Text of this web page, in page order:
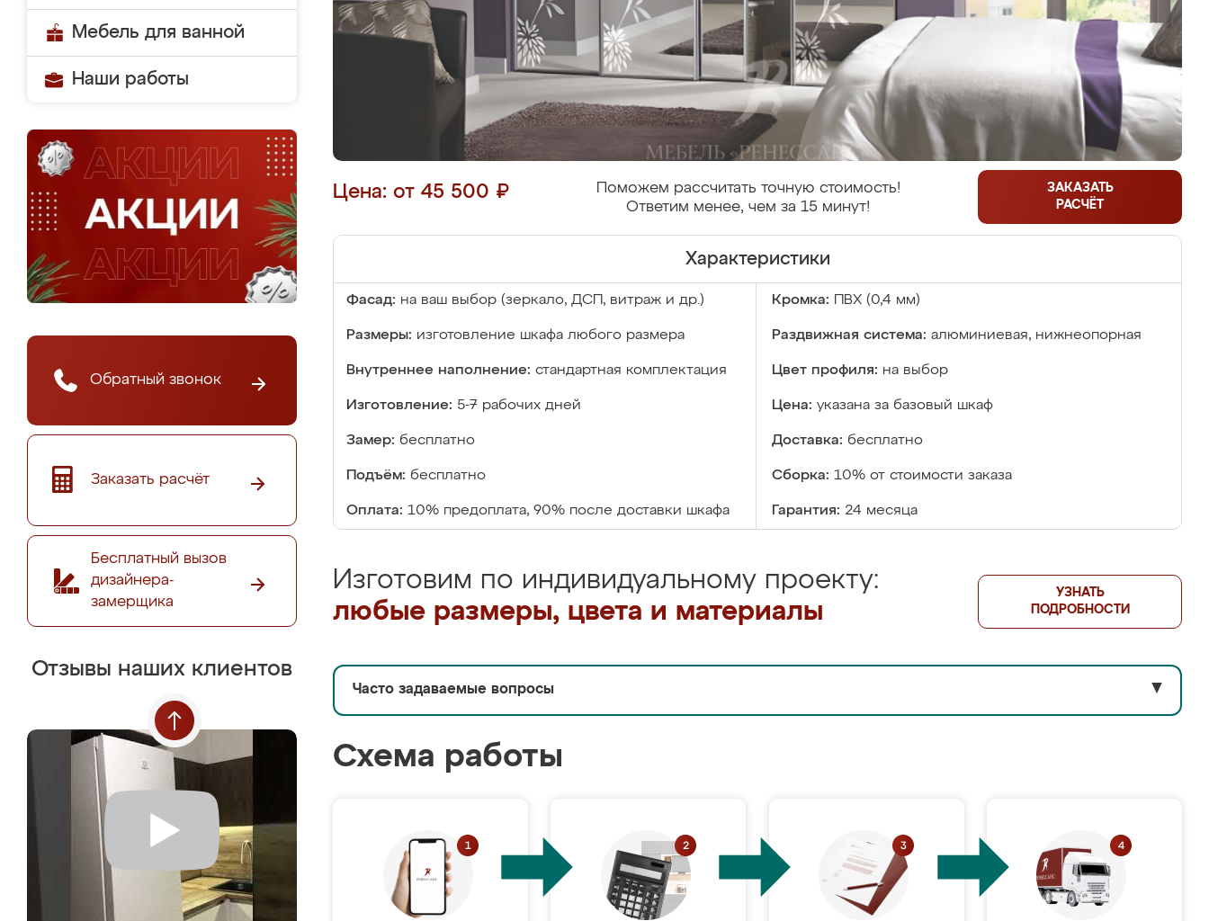
Мебель для ванной
Наши работы
Обратный звонок
Заказать расчёт
Бесплатный вызов
дизайнера-
замерщика
Отзывы наших клиентов
Цена: от 45 500 ₽
Поможем рассчитать точную стоимость!
Ответим менее, чем за 15 минут!
ЗАКАЗАТЬ
РАСЧЁТ
Характеристики
Фасад: на ваш выбор (зеркало, ДСП, витраж и др.) Кромка: ПВХ (0,4 мм)
Размеры: изготовление шкафа любого размера Раздвижная система: алюминиевая, нижнеопорная
Внутреннее наполнение: стандартная комплектация Цвет профиля: на выбор
Изготовление: 5-7 рабочих дней Цена: указана за базовый шкаф
Замер: бесплатно Доставка: бесплатно
Подъём: бесплатно Сборка: 10% от стоимости заказа
Оплата: 10% предоплата, 90% после доставки шкафа Гарантия: 24 месяца
Изготовим по индивидуальному проекту:
любые размеры, цвета и материалы
УЗНАТЬ
ПОДРОБНОСТИ
Часто задаваемые вопросы ▼
Схема работы